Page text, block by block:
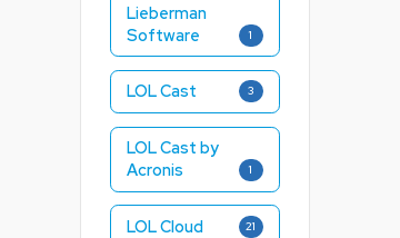
Lieberman
Software
1
LOL Cast 3
LOL Cast by
Acronis
1
LOL Cloud 21